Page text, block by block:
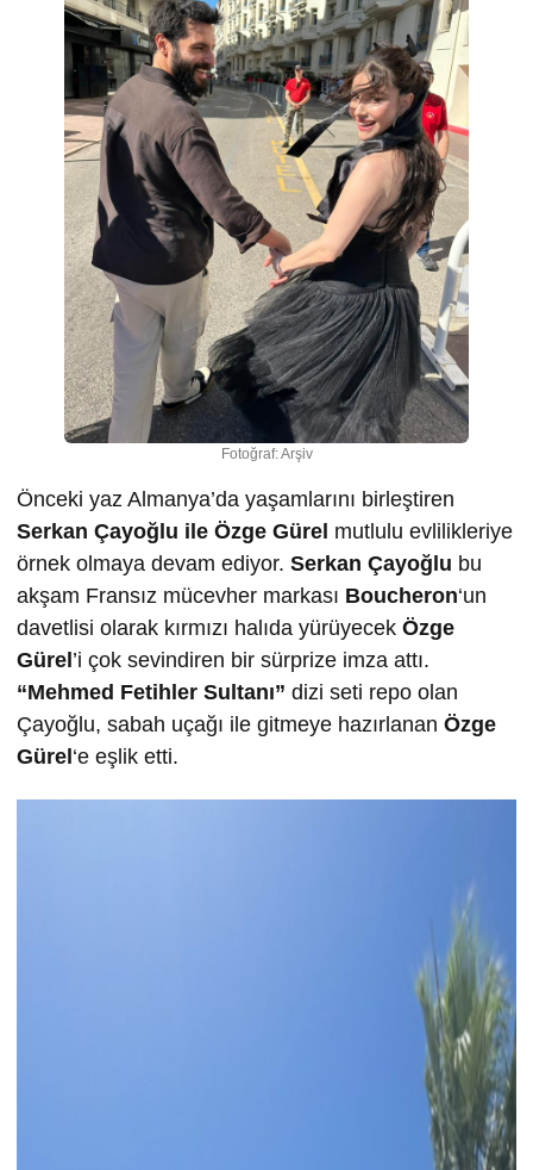
Fotoğraf: Arşiv
Önceki yaz Almanya’da yaşamlarını birleştiren
Serkan Çayoğlu ile Özge Gürel mutlulu evlilikleriye
örnek olmaya devam ediyor. Serkan Çayoğlu bu
akşam Fransız mücevher markası Boucheron‘un
davetlisi olarak kırmızı halıda yürüyecek Özge
Gürel ’i çok sevindiren bir sürprize imza attı.
“Mehmed Fetihler Sultanı” dizi seti repo olan
Çayoğlu, sabah uçağı ile gitmeye hazırlanan Özge
Gürel ‘e eşlik etti.